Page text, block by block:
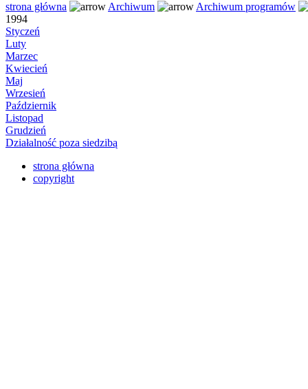
strona główna Archiwum
Archiwum programów
1994
Styczeń
Luty
Marzec
Kwiecień
Maj
Wrzesień
Październik
Listopad
Grudzień
Działalność poza siedzibą
strona główna
copyright